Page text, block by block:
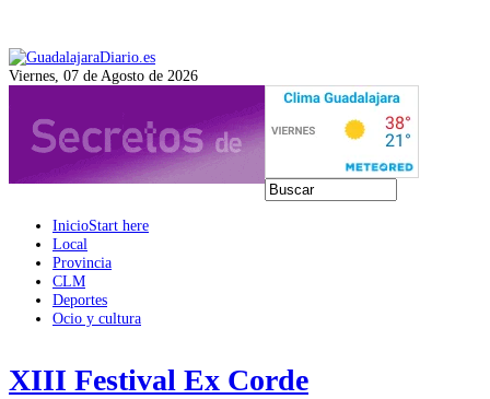
Viernes, 07 de Agosto de 2026
InicioStart here
Local
Provincia
CLM
Deportes
Ocio y cultura
XIII Festival Ex Corde